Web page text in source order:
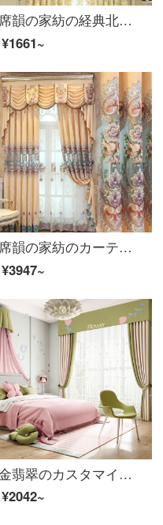
席韻の家紡の経典北欧風のカーテンの刺繍のカーテンの布の居間の部屋のカーテンは注文して作らせて、幅1メートル*高さ2.7メートルの単価(4本の爪付き)を高くすることができます。
¥1661~
席韻の家紡のカーテンの新型のヨーロッパ式の客間の寝室のシニールの遮光の刺繍の窓のカーテンのカーテンは同じ種類の窓のカーテン（カレーの色）をカスタマイズして広くて1メートル*高い2.7メートルの単価（ナノリング）を注文して高くなることができます。
¥3947~
金翡翠のカスタマイズアニメの図案の完成品の子供の本当の綿布のカーテンの多色の子供部屋の寝室の遮光ピンクの王女風のカーテンの布-G 23シリーズG 23-6(布)のホック式の1メートルの幅のオーダーメイドの単価
¥2042~